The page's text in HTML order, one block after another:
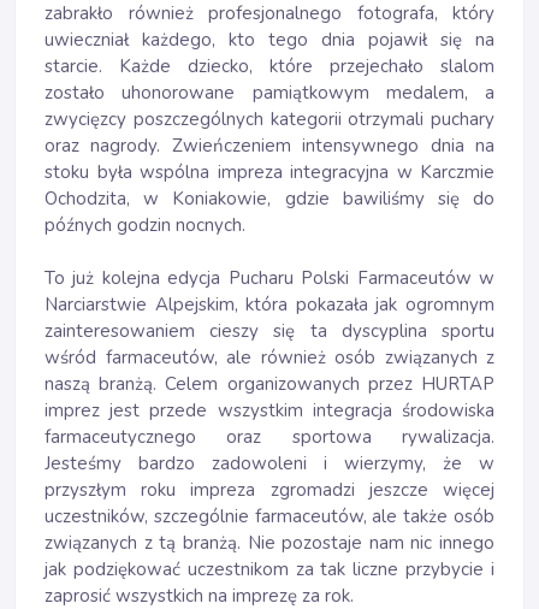
zabrakło również profesjonalnego fotografa, który
uwieczniał każdego, kto tego dnia pojawił się na
starcie. Każde dziecko, które przejechało slalom
zostało uhonorowane pamiątkowym medalem, a
zwycięzcy poszczególnych kategorii otrzymali puchary
oraz nagrody. Zwieńczeniem intensywnego dnia na
stoku była wspólna impreza integracyjna w Karczmie
Ochodzita, w Koniakowie, gdzie bawiliśmy się do
późnych godzin nocnych.
To już kolejna edycja Pucharu Polski Farmaceutów w
Narciarstwie Alpejskim, która pokazała jak ogromnym
zainteresowaniem cieszy się ta dyscyplina sportu
wśród farmaceutów, ale również osób związanych z
naszą branżą. Celem organizowanych przez HURTAP
imprez jest przede wszystkim integracja środowiska
farmaceutycznego oraz sportowa rywalizacja.
Jesteśmy bardzo zadowoleni i wierzymy, że w
przyszłym roku impreza zgromadzi jeszcze więcej
uczestników, szczególnie farmaceutów, ale także osób
związanych z tą branżą. Nie pozostaje nam nic innego
jak podziękować uczestnikom za tak liczne przybycie i
zaprosić wszystkich na imprezę za rok.